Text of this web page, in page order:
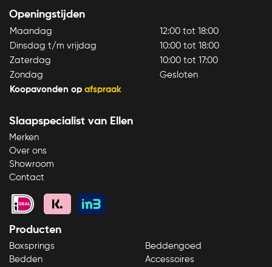
Openingstijden
Maandag
12:00 tot 18:00
Dinsdag t/m vrijdag
10:00 tot 18:00
Zaterdag
10:00 tot 17:00
Zondag
Gesloten
Koopavonden op afspraak
Slaapspecialist van Ellen
Merken
Over ons
Showroom
Contact
Producten
Boxsprings
Bedden
Beddengoed
Accessoires